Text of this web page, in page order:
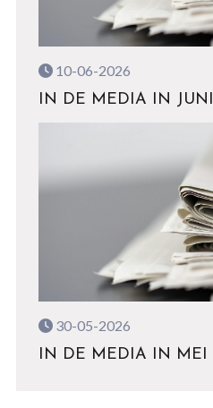
10-06-2026
IN DE MEDIA IN JUNI
30-05-2026
IN DE MEDIA IN MEI